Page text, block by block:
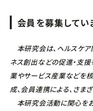
会員を募集してい
本研究会は、ヘルスケ
ネス創出などの促進・支援
業やサービス産業などを
成、会員連携による、さま
本研究会活動に関心を